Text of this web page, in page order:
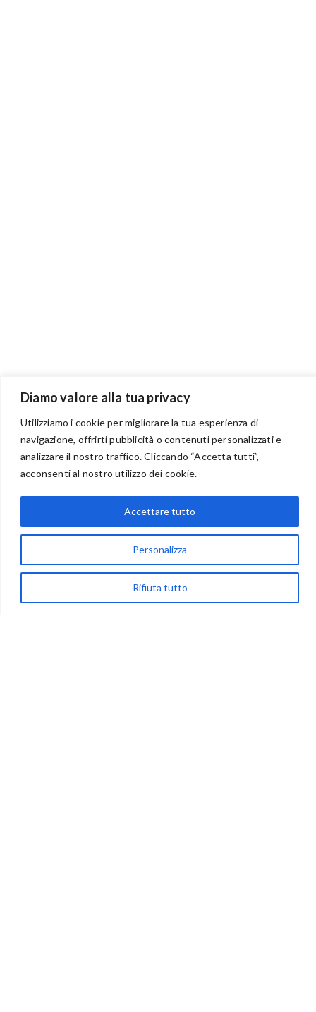
Diamo valore alla tua privacy
Utilizziamo i cookie per migliorare la tua esperienza di
navigazione, offrirti pubblicità o contenuti personalizzati e
analizzare il nostro traffico. Cliccando “Accetta tutti”,
acconsenti al nostro utilizzo dei cookie.
Personalizza
Rifiuta tutto
Accettare tutto
BENVENUTI NEL PORTALE RIVENDITORI
via Acqua delle Noci 12
83024 Monteforte Irpino (AV)
WhatsApp